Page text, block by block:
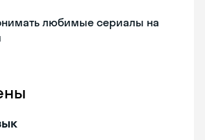
любимые сериалы на